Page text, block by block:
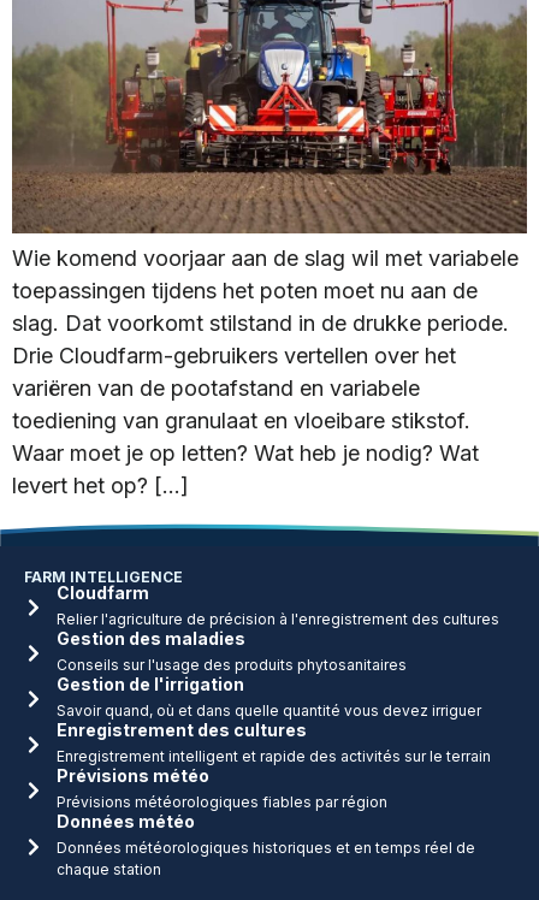
Wie komend voorjaar aan de slag wil met variabele
toepassingen tijdens het poten moet nu aan de
slag. Dat voorkomt stilstand in de drukke periode.
Drie Cloudfarm-gebruikers vertellen over het
variëren van de pootafstand en variabele
toediening van granulaat en vloeibare stikstof.
Waar moet je op letten? Wat heb je nodig? Wat
levert het op? […]
FARM INTELLIGENCE
Cloudfarm
Relier l'agriculture de précision à l'enregistrement des cultures
Gestion des maladies
Conseils sur l'usage des produits phytosanitaires
Gestion de l'irrigation
Savoir quand, où et dans quelle quantité vous devez irriguer
Enregistrement des cultures
Enregistrement intelligent et rapide des activités sur le terrain
Prévisions météo
Prévisions météorologiques fiables par région
Données météo
Données météorologiques historiques et en temps réel de
chaque station